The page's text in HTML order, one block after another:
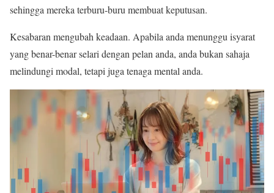
sehingga mereka terburu-buru membuat keputusan.
Kesabaran mengubah keadaan. Apabila anda menunggu isyarat
yang benar-benar selari dengan pelan anda, anda bukan sahaja
melindungi modal, tetapi juga tenaga mental anda.